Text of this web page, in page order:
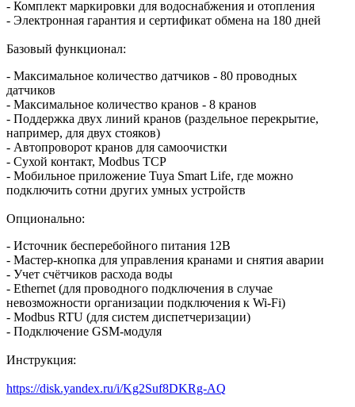
- Комплект маркировки для водоснабжения и отопления
- Электронная гарантия и сертификат обмена на 180 дней
Базовый функционал:
- Максимальное количество датчиков - 80 проводных
датчиков
- Максимальное количество кранов - 8 кранов
- Поддержка двух линий кранов (раздельное перекрытие,
например, для двух стояков)
- Автопроворот кранов для самоочистки
- Сухой контакт, Modbus TCP
- Мобильное приложение Tuya Smart Life, где можно
подключить сотни других умных устройств
Опционально:
- Источник бесперебойного питания 12В
- Мастер-кнопка для управления кранами и снятия аварии
- Учет счётчиков расхода воды
- Ethernet (для проводного подключения в случае
невозможности организации подключения к Wi-Fi)
- Modbus RTU (для систем диспетчеризации)
- Подключение GSM-модуля
Инструкция:
https://disk.yandex.ru/i/Kg2Suf8DKRg-AQ